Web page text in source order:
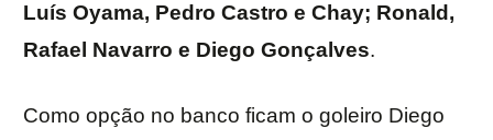
Luís Oyama, Pedro Castro e Chay; Ronald,
Rafael Navarro e Diego Gonçalves.
Como opção no banco ficam o goleiro Diego